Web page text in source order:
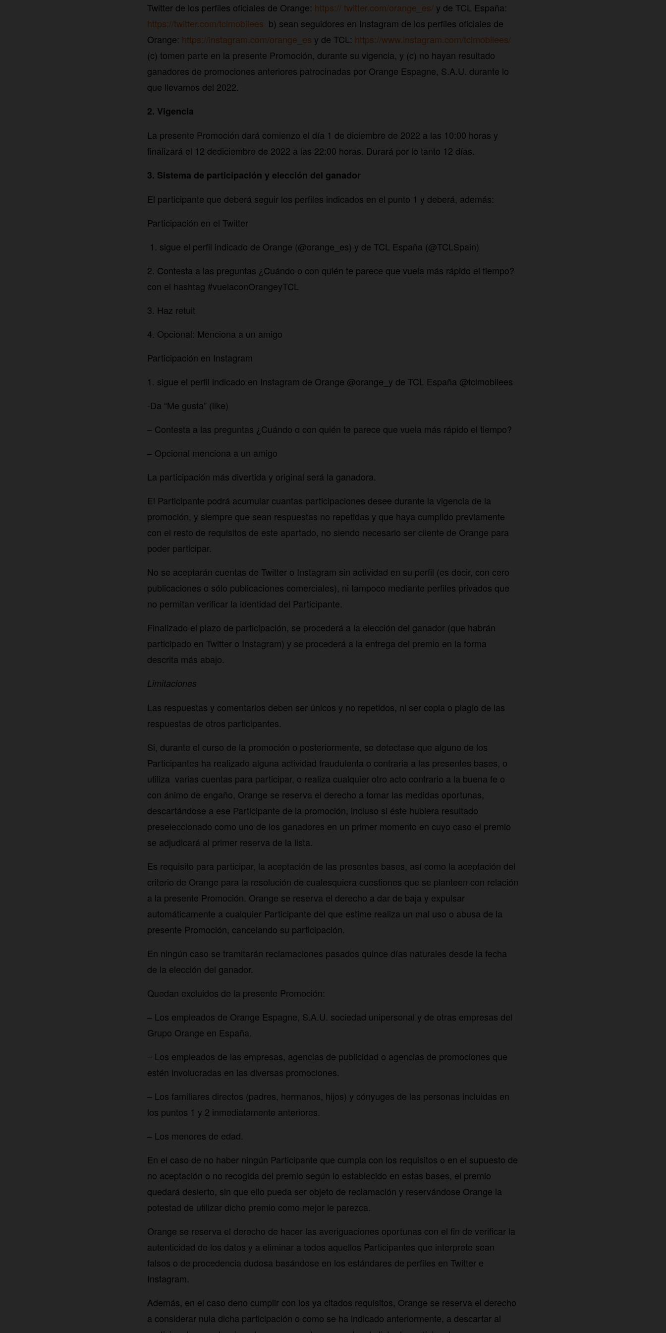
Twitter de los perfiles oficiales de Orange: https:// twitter.com/orange_es/ y de TCL España:
https://twitter.com/tclmobilees b) sean seguidores en Instagram de los perfiles oficiales de
Orange: https://instagram.com/orange_es y de TCL: https://www.instagram.com/tclmobilees/
(c) tomen parte en la presente Promoción, durante su vigencia, y (c) no hayan resultado
ganadores de promociones anteriores patrocinadas por Orange Espagne, S.A.U. durante lo
que llevamos del 2022.
2. Vigencia
La presente Promoción dará comienzo el día 1 de diciembre de 2022 a las 10:00 horas y
finalizará el 12 dediciembre de 2022 a las 22:00 horas. Durará por lo tanto 12 días.
3. Sistema de participación y elección del ganador
El participante que deberá seguir los perfiles indicados en el punto 1 y deberá, además:
Participación en el Twitter
1. sigue el perfil indicado de Orange (@orange_es) y de TCL España (@TCLSpain)
2. Contesta a las preguntas ¿Cuándo o con quién te parece que vuela más rápido el tiempo?
con el hashtag #vuelaconOrangeyTCL
3. Haz retuit
4. Opcional: Menciona a un amigo
Participación en Instagram
1. sigue el perfil indicado en Instagram de Orange @orange_y de TCL España @tclmobilees
-Da “Me gusta” (like)
– Contesta a las preguntas ¿Cuándo o con quién te parece que vuela más rápido el tiempo?
– Opcional menciona a un amigo
La participación más divertida y original será la ganadora.
El Participante podrá acumular cuantas participaciones desee durante la vigencia de la
promoción, y siempre que sean respuestas no repetidas y que haya cumplido previamente
con el resto de requisitos de este apartado, no siendo necesario ser cliente de Orange para
poder participar.
No se aceptarán cuentas de Twitter o Instagram sin actividad en su perfil (es decir, con cero
publicaciones o sólo publicaciones comerciales), ni tampoco mediante perfiles privados que
no permitan verificar la identidad del Participante.
Finalizado el plazo de participación, se procederá a la elección del ganador (que habrán
participado en Twitter o Instagram) y se procederá a la entrega del premio en la forma
descrita más abajo.
Limitaciones
Las respuestas y comentarios deben ser únicos y no repetidos, ni ser copia o plagio de las
respuestas de otros participantes.
Si, durante el curso de la promoción o posteriormente, se detectase que alguno de los
Participantes ha realizado alguna actividad fraudulenta o contraria a las presentes bases, o
utiliza varias cuentas para participar, o realiza cualquier otro acto contrario a la buena fe o
con ánimo de engaño, Orange se reserva el derecho a tomar las medidas oportunas,
descartándose a ese Participante de la promoción, incluso si éste hubiera resultado
preseleccionado como uno de los ganadores en un primer momento en cuyo caso el premio
se adjudicará al primer reserva de la lista.
Es requisito para participar, la aceptación de las presentes bases, así como la aceptación del
criterio de Orange para la resolución de cualesquiera cuestiones que se planteen con relación
a la presente Promoción. Orange se reserva el derecho a dar de baja y expulsar
automáticamente a cualquier Participante del que estime realiza un mal uso o abusa de la
presente Promoción, cancelando su participación.
En ningún caso se tramitarán reclamaciones pasados quince días naturales desde la fecha
de la elección del ganador.
Quedan excluidos de la presente Promoción:
– Los empleados de Orange Espagne, S.A.U. sociedad unipersonal y de otras empresas del
Grupo Orange en España.
– Los empleados de las empresas, agencias de publicidad o agencias de promociones que
estén involucradas en las diversas promociones.
– Los familiares directos (padres, hermanos, hijos) y cónyuges de las personas incluidas en
los puntos 1 y 2 inmediatamente anteriores.
– Los menores de edad.
En el caso de no haber ningún Participante que cumpla con los requisitos o en el supuesto de
no aceptación o no recogida del premio según lo establecido en estas bases, el premio
quedará desierto, sin que ello pueda ser objeto de reclamación y reservándose Orange la
potestad de utilizar dicho premio como mejor le parezca.
Orange se reserva el derecho de hacer las averiguaciones oportunas con el fin de verificar la
autenticidad de los datos y a eliminar a todos aquellos Participantes que interprete sean
falsos o de procedencia dudosa basándose en los estándares de perfiles en Twitter e
Instagram.
Además, en el caso deno cumplir con los ya citados requisitos, Orange se reserva el derecho
a considerar nula dicha participación o como se ha indicado anteriormente, a descartar al